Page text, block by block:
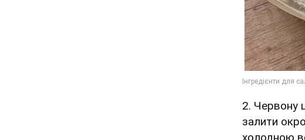
2. Червону
залити